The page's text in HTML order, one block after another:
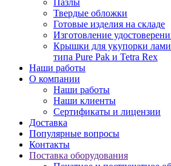
Пазлы
Твердые обложки
Готовые изделия на складе
Изготовление
Крышки для укупорки
типа Pure Pak и Tetra Rex
Наши работы
О компании
Наши работы
Наши клиенты
Сертификаты и лицензии
Доставка
Популярные вопросы
Контакты
Поставка оборудования